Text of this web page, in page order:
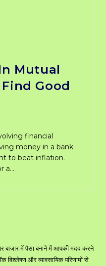
Mutual
Good
financial
money in a bank
to beat inflation.
a…
बाजार में पैसा बनाने में आपकी मदद करने
विश्लेषण और व्यावसायिक परिणामों से